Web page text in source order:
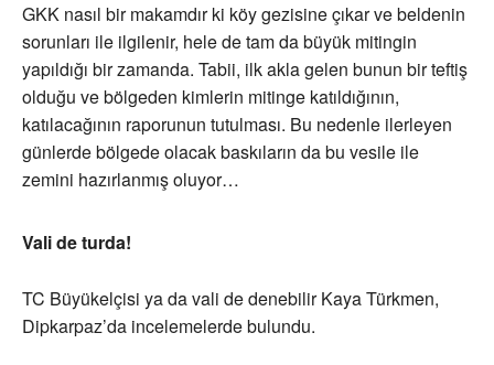
GKK nasıl bir makamdır ki köy gezisine çıkar ve beldenin
sorunları ile ilgilenir, hele de tam da büyük mitingin
yapıldığı bir zamanda. Tabii, ilk akla gelen bunun bir teftiş
olduğu ve bölgeden kimlerin mitinge katıldığının,
katılacağının raporunun tutulması. Bu nedenle ilerleyen
günlerde bölgede olacak baskıların da bu vesile ile
zemini hazırlanmış oluyor…
Vali de turda!
TC Büyükelçisi ya da vali de denebilir Kaya Türkmen,
Dipkarpaz’da incelemelerde bulundu.